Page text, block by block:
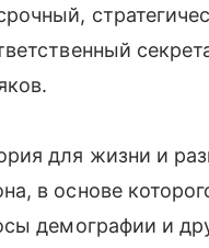
для жизни и
в основе
демографии и